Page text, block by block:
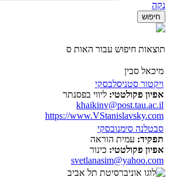
נקה
תוצאות חיפוש עבור האות ס
מיכאל סבין
ויקטור סטניסלבסקי
אפיון פקולטטי: ליווי בפסנתר
khaikinv@post.tau.ac.il
https://www.VStanislavsky.com
סבטלנה סימנובסקי
תפקיד: עמית הוראה
אפיון פקולטטי: כינור
svetlanasim@yahoo.com